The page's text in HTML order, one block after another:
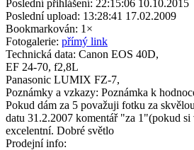
Poslední přihlášení: 22:15:06 10.10.2015
Poslední upload: 13:28:41 17.02.2009
Bookmarkován: 1×
Fotogalerie: přímý link
Technická data: Canon EOS 40D,
EF 24-70, f2,8L
Panasonic LUMIX FZ-7,
Poznámky a vzkazy: Poznámka k
Pokud dám za 5 považuji fotku za
datu 31.2.2007 komentář "za 1"(pokud si
excelentní. Dobré světlo
Prodejní info: